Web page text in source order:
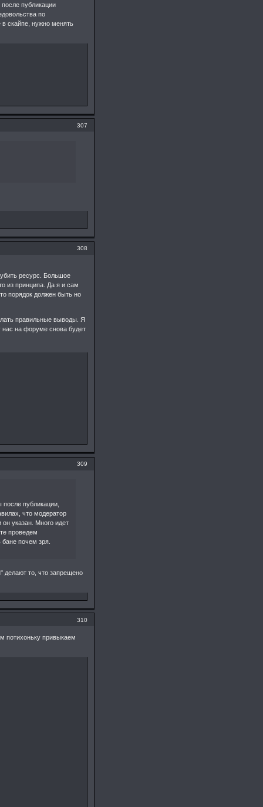
публикации
по
скайпе, нужно менять
307
308
ресурс. Большое
из принципа. Да я и сам
порядок должен быть но
правильные выводы. Я
нас на форуме снова будет
309
публикации,
что модератор
указан. Много идет
проведем
почем зря.
делают то, что запрещено
310
потихоньку привыкаем